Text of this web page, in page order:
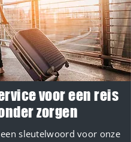
voor een reis
zorgen
sleutelwoord voor onze